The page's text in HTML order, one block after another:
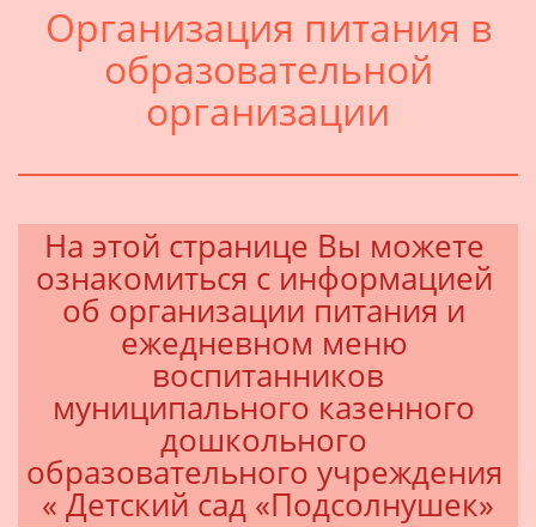
Организация питания в
образовательной
организации
На этой странице Вы можете
ознакомиться с информацией
об организации питания и
ежедневном меню
воспитанников
муниципального казенного
дошкольного
образовательного учреждения
« Детский сад «Подсолнушек»